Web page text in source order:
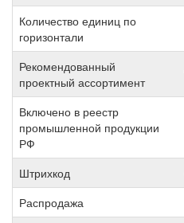
Количество единиц по
горизонтали
Рекомендованный
проектный ассортимент
Включено в реестр
промышленной продукции
РФ
Штрихкод
Распродажа